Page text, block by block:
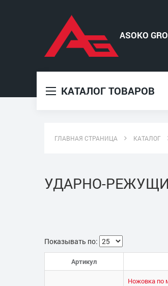
КАТАЛОГ ТОВАРОВ
ГЛАВНАЯ СТРАНИЦА КАТАЛОГ
УДАРНО-
Показывать по:
Артикул
Ножовка по